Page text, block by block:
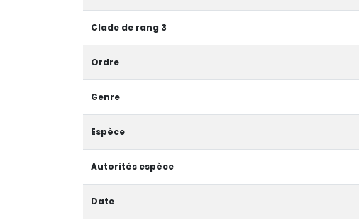
Clade de rang 3
Ordre
Genre
Espèce
Autorités espèce
Date